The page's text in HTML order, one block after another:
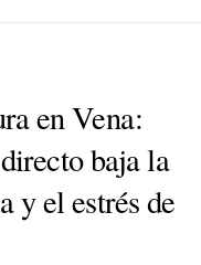
en Vena:
baja la
y el estrés de